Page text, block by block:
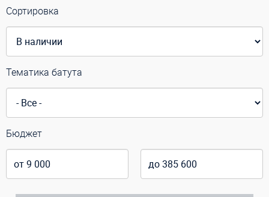
Сортировка
Тематика батута
Бюджет